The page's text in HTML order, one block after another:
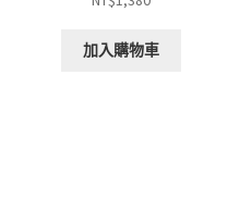
加入購物車